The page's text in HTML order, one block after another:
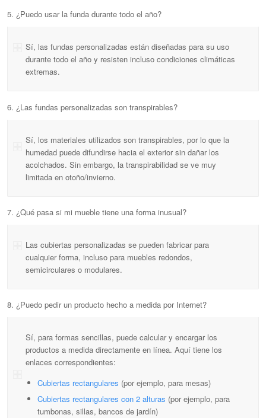
5. ¿Puedo usar la funda durante todo el año?
Sí, las fundas personalizadas están diseñadas para su uso
durante todo el año y resisten incluso condiciones climáticas
extremas.
6. ¿Las fundas personalizadas son transpirables?
Sí, los materiales utilizados son transpirables, por lo que la
humedad puede difundirse hacia el exterior sin dañar los
acolchados. Sin embargo, la transpirabilidad se ve muy
limitada en otoño/invierno.
7. ¿Qué pasa si mi mueble tiene una forma inusual?
Las cubiertas personalizadas se pueden fabricar para
cualquier forma, incluso para muebles redondos,
semicirculares o modulares.
8. ¿Puedo pedir un producto hecho a medida por Internet?
Sí, para formas sencillas, puede calcular y encargar los
productos a medida directamente en línea. Aquí tiene los
enlaces correspondientes:
Cubiertas rectangulares (por ejemplo, para mesas)
Cubiertas rectangulares con 2 alturas (por ejemplo, para
tumbonas, sillas, bancos de jardín)